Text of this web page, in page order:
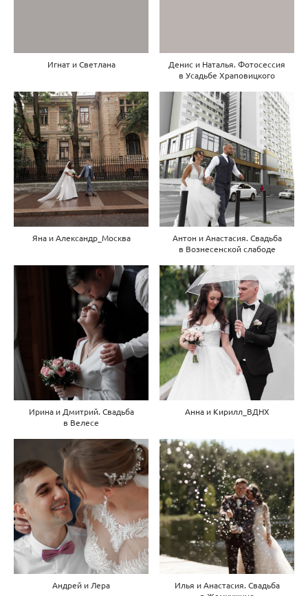
Игнат и Светлана
Денис и Наталья. Фотосессия
в Усадьбе Храповицкого
Яна и Александр_Москва
Антон и Анастасия. Свадьба
в Вознесенской слабоде
Ирина и Дмитрий. Свадьба
в Велесе
Анна и Кирилл_ВДНХ
Андрей и Лера
Илья и Анастасия. Свадьба